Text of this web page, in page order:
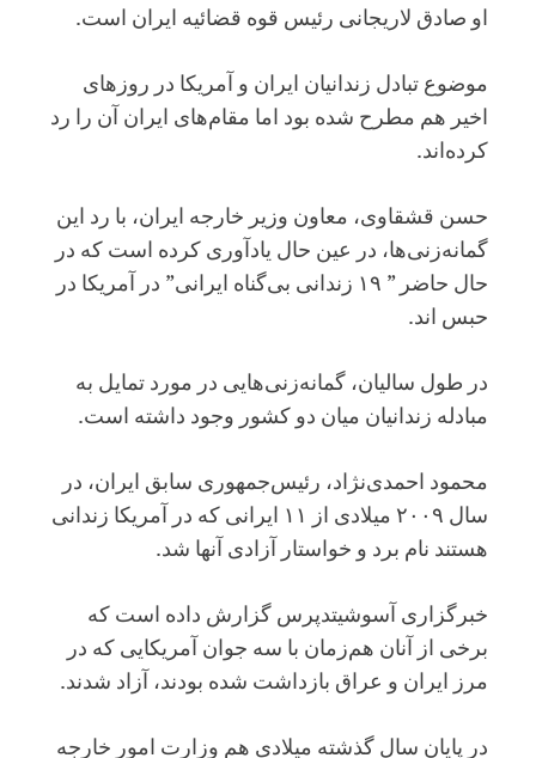
او صادق لاریجانی رئیس قوه قضائیه ایران است.
موضوع تبادل زندانیان ایران و آمریکا در روزهای
اخیر هم مطرح شده بود اما مقام‌های ایران آن را رد
کرده‌اند.‌
حسن قشقاوی، معاون وزیر خارجه ایران، با رد این
گمانه‌زنی‌ها، در عین حال یادآوری کرده است که در
حال حاضر ” ۱۹ زندانی بی‌گناه ایرانی” در آمریکا در
حبس اند.
در طول سالیان، گمانه‌زنی‌هایی در مورد تمایل به
مبادله زندانیان میان دو کشور وجود داشته است.
محمود احمدی‌نژاد، رئیس‌جمهوری سابق ایران، در
سال ۲۰۰۹ میلادی از ۱۱ ایرانی که در آمریکا زندانی
هستند نام برد و خواستار آزادی آنها شد.
خبرگزاری آسوشیتدپرس گزارش داده است که
برخی از آنان هم‌زمان با سه جوان آمریکایی که در
مرز ایران و عراق بازداشت شده بودند، آزاد شدند.
در پایان سال گذشته میلادی هم وزارت امور خارجه